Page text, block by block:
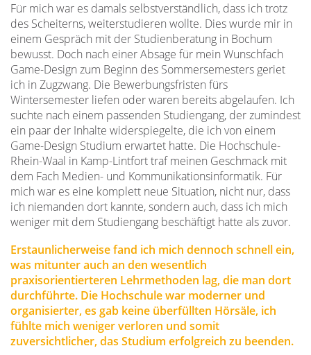
Für mich war es damals selbstverständlich, dass ich trotz
des Scheiterns, weiterstudieren wollte. Dies wurde mir in
einem Gespräch mit der Studienberatung in Bochum
bewusst. Doch nach einer Absage für mein Wunschfach
Game-Design zum Beginn des Sommersemesters geriet
ich in Zugzwang. Die Bewerbungsfristen fürs
Wintersemester liefen oder waren bereits abgelaufen. Ich
suchte nach einem passenden Studiengang, der zumindest
ein paar der Inhalte widerspiegelte, die ich von einem
Game-Design Studium erwartet hatte. Die Hochschule-
Rhein-Waal in Kamp-Lintfort traf meinen Geschmack mit
dem Fach Medien- und Kommunikationsinformatik. Für
mich war es eine komplett neue Situation, nicht nur, dass
ich niemanden dort kannte, sondern auch, dass ich mich
weniger mit dem Studiengang beschäftigt hatte als zuvor.
Erstaunlicherweise fand ich mich dennoch schnell ein,
was mitunter auch an den wesentlich
praxisorientierteren Lehrmethoden lag, die man dort
durchführte. Die Hochschule war moderner und
organisierter, es gab keine überfüllten Hörsäle, ich
fühlte mich weniger verloren und somit
zuversichtlicher, das Studium erfolgreich zu beenden.